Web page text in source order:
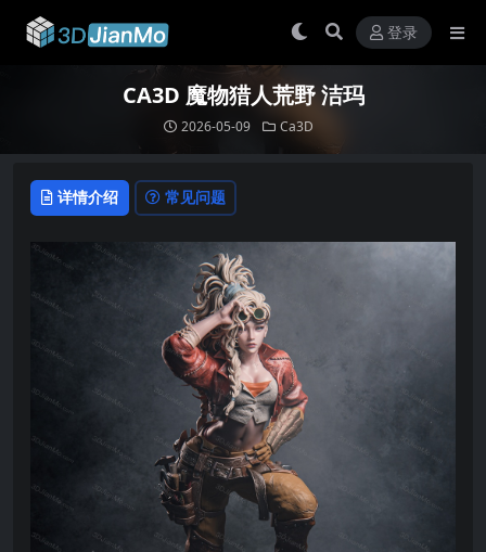
登录
CA3D 魔物猎人荒野 洁玛
2026-05-09 Ca3D
详情介绍 常见问题